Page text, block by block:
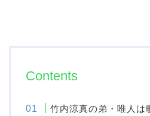
Contents
竹内涼真の弟・唯人は